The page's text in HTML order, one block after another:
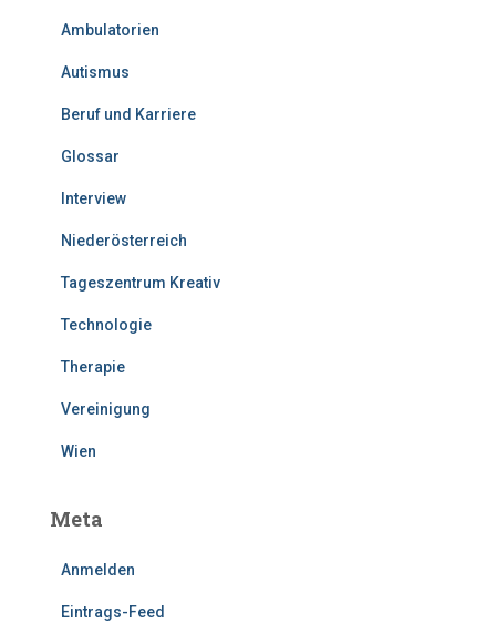
Ambulatorien
Autismus
Beruf und Karriere
Glossar
Interview
Niederösterreich
Tageszentrum Kreativ
Technologie
Therapie
Vereinigung
Wien
Meta
Anmelden
Eintrags-Feed